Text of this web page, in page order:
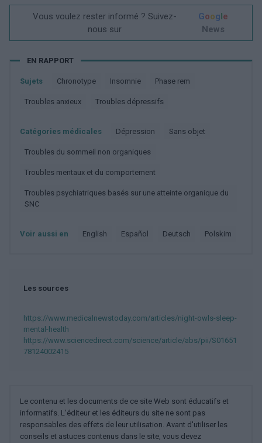
Vous voulez rester informé ? Suivez-
nous sur
Google
News
EN RAPPORT
Sujets Chronotype Insomnie Phase rem
Troubles anxieux Troubles dépressifs
Catégories médicales Dépression Sans objet
Troubles du sommeil non organiques
Troubles mentaux et du comportement
Troubles psychiatriques basés sur une atteinte organique du
SNC
Voir aussi en english español deutsch polskim
Les sources
https://www.medicalnewstoday.com/articles/night-owls-sleep-
mental-health
https://www.sciencedirect.com/science/article/abs/pii/S01651
78124002415
Le contenu et les documents de ce site Web sont éducatifs et
informatifs. L'éditeur et les éditeurs du site ne sont pas
responsables des effets de leur utilisation. Avant d'utiliser les
conseils et astuces contenus dans le site, vous devez